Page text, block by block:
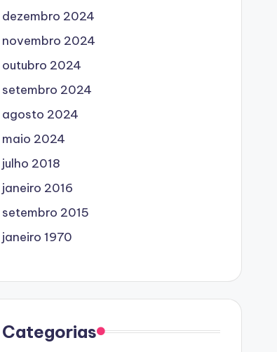
dezembro 2024
novembro 2024
outubro 2024
setembro 2024
agosto 2024
maio 2024
julho 2018
janeiro 2016
setembro 2015
janeiro 1970
Categorias